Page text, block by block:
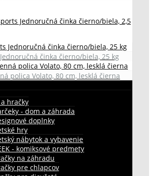
Jednoručná činka čierno/biela, 2,5
činka čierno/biela, 25 kg
polica Volato, 80 cm, lesklá čierna
hračky
- dom a záhrada
doplnky
hry
nábytok a vybavenie
- komiksové predmety
na záhradu
pre chlapcov